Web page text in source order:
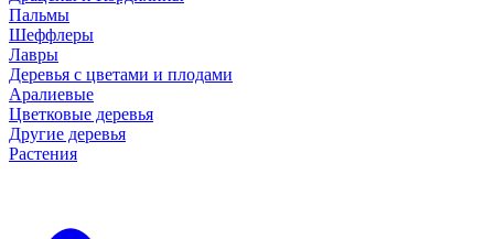
Пальмы
Шеффлеры
Лавры
Деревья с цветами и плодами
Аралиевые
Цветковые деревья
Другие деревья
Растения